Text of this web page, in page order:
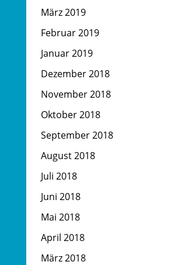
März 2019
Februar 2019
Januar 2019
Dezember 2018
November 2018
Oktober 2018
September 2018
August 2018
Juli 2018
Juni 2018
Mai 2018
April 2018
März 2018